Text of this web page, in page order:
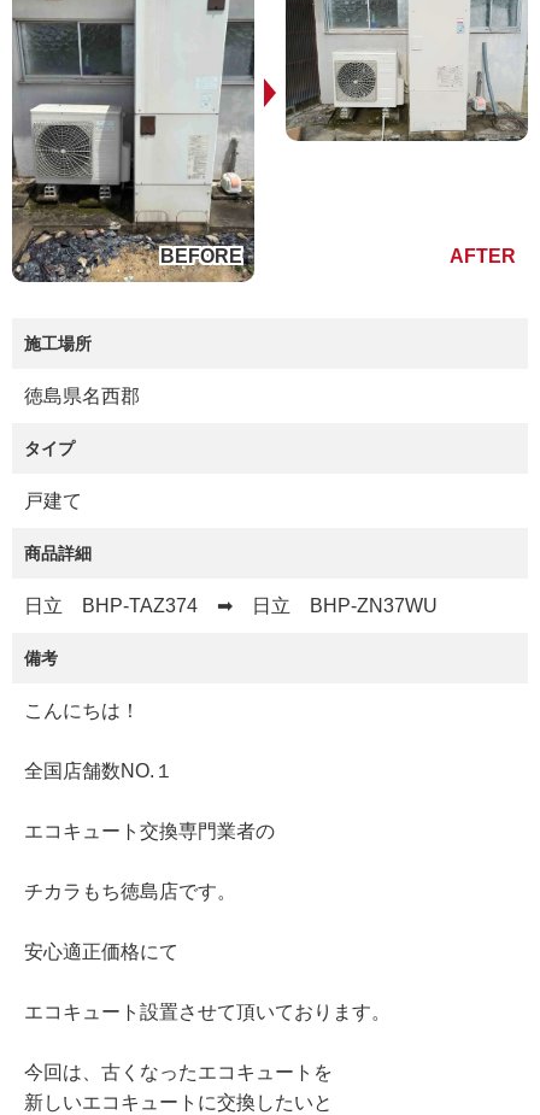
施工場所
徳島県名西郡
タイプ
戸建て
商品詳細
日立 BHP-TAZ374 ➡ 日立 BHP-ZN37WU
備考
こんにちは！
全国店舗数NO.１
エコキュート交換専門業者の
チカラもち徳島店です。
安心適正価格にて
エコキュート設置させて頂いております。
今回は、古くなったエコキュートを
新しいエコキュートに交換したいと